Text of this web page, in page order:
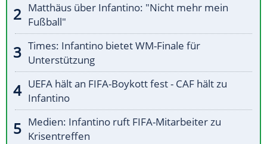
Matthäus über Infantino: "Nicht mehr mein
Fußball"
Times: Infantino bietet WM-Finale für
Unterstützung
UEFA hält an FIFA-Boykott fest - CAF hält zu
Infantino
Medien: Infantino ruft FIFA-Mitarbeiter zu
Krisentreffen